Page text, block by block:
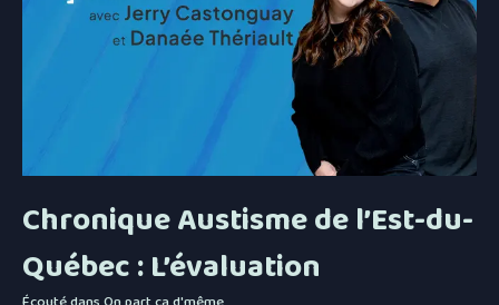
Chronique Austisme de l’Est-du-
Québec : L’évaluation